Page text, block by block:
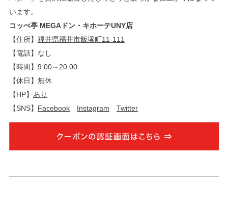
います。
コッぺ亭 MEGAドン・キホーテUNY店
【住所】 福井県福井市飯塚町11-111
【電話】なし
【時間】9:00～20:00
【休日】無休
【HP】 あり
【SNS】 Facebook Instagram Twitter